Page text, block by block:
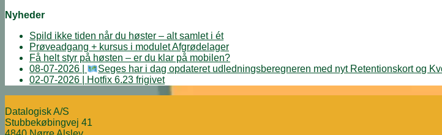
Nyheder
Spild ikke tiden når du høster – alt samlet i ét
Prøveadgang + kursus i modulet Afgrødelager
Få helt styr på høsten – er du klar på mobilen?
08-07-2026 |
Seges har i dag opdateret udledningsberegneren med nyt Retentionskort og
02-07-2026 | Hotfix 6.23 frigivet
Datalogisk A/S
Stubbekøbingvej 41